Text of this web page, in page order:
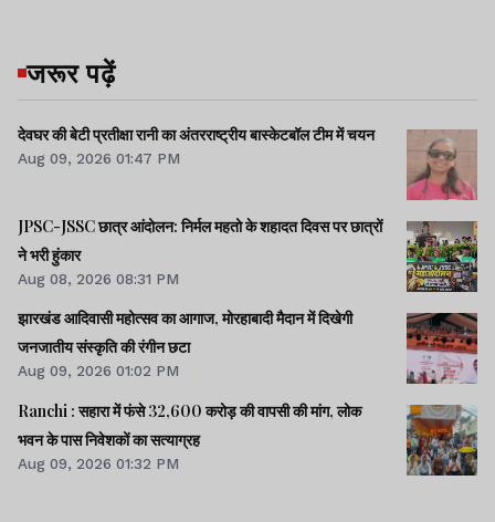
जरूर पढ़ें
देवघर की बेटी प्रतीक्षा रानी का अंतरराष्ट्रीय बास्केटबॉल टीम में चयन
Aug 09, 2026 01:47 PM
JPSC-JSSC छात्र आंदोलन: निर्मल महतो के शहादत दिवस पर छात्रों
ने भरी हुंकार
Aug 08, 2026 08:31 PM
झारखंड आदिवासी महोत्सव का आगाज, मोरहाबादी मैदान में दिखेगी
जनजातीय संस्कृति की रंगीन छटा
Aug 09, 2026 01:02 PM
Ranchi : सहारा में फंसे 32,600 करोड़ की वापसी की मांग, लोक
भवन के पास निवेशकों का सत्याग्रह
Aug 09, 2026 01:32 PM